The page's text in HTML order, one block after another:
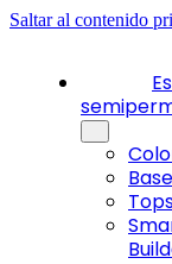
Saltar al contenido